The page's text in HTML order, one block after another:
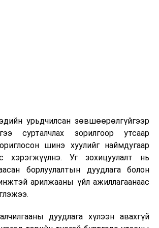
9 дүгээр сарын 13-наас оюутнуудыг
оруулж эхэлнэ.
үйл ажиллагааны
8 дугаар сарын 17–28-ны өдрүүдэд
элсэлт, бүртгэл болон бусад аливаа
урьдчилсан зөвшөөрөлгүйгээр
сурталчлах зорилгоор утсаар
шинэ хуулийг наймдугаар
хэрэгжүүлнэ. Уг зохицуулалт нь
борлуулалтын дуудлага болон
арилжааны үйл ажиллагаанаас
дуудлага хүлээн авахгүй